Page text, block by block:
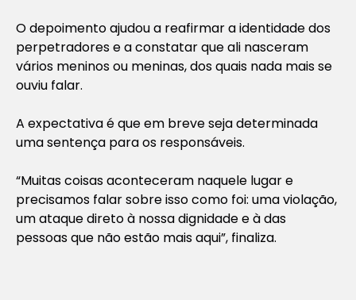
O depoimento ajudou a reafirmar a identidade dos
perpetradores e a constatar que ali nasceram
vários meninos ou meninas, dos quais nada mais se
ouviu falar.
A expectativa é que em breve seja determinada
uma sentença para os responsáveis.
“Muitas coisas aconteceram naquele lugar e
precisamos falar sobre isso como foi: uma violação,
um ataque direto à nossa dignidade e à das
pessoas que não estão mais aqui”, finaliza.